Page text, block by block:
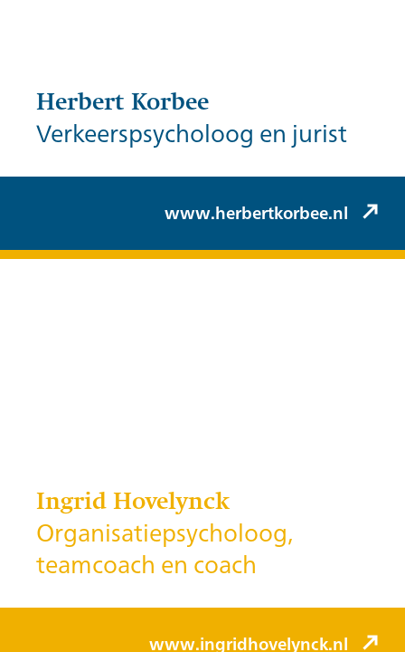
Herbert Korbee (Korbee & Hovelynck)
Herbert Korbee
Verkeerspsycholoog en jurist
www.herbertkorbee.nl
Ingrid Hovelynck
Organisatiepsycholoog,
teamcoach en coach
www.ingridhovelynck.nl